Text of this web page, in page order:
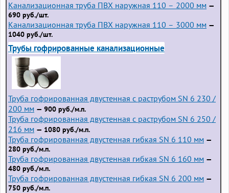
Канализационная труба ПВХ наружная 110 – 2000 мм —
690 руб./шт.
Канализационная труба ПВХ наружная 110 – 3000 мм —
1040 руб./шт.
Трубы гофрированные канализационные
Труба гофрированная двустенная с раструбом SN 6 230 /
200 мм — 900 руб./м.п.
Труба гофрированная двустенная с раструбом SN 6 250 /
216 мм — 1080 руб./м.п.
Труба гофрированная двустенная гибкая SN 6 110 мм —
280 руб./м.п.
Труба гофрированная двустенная гибкая SN 6 160 мм —
480 руб./м.п.
Труба гофрированная двустенная гибкая SN 6 200 мм —
750 руб./м.п.